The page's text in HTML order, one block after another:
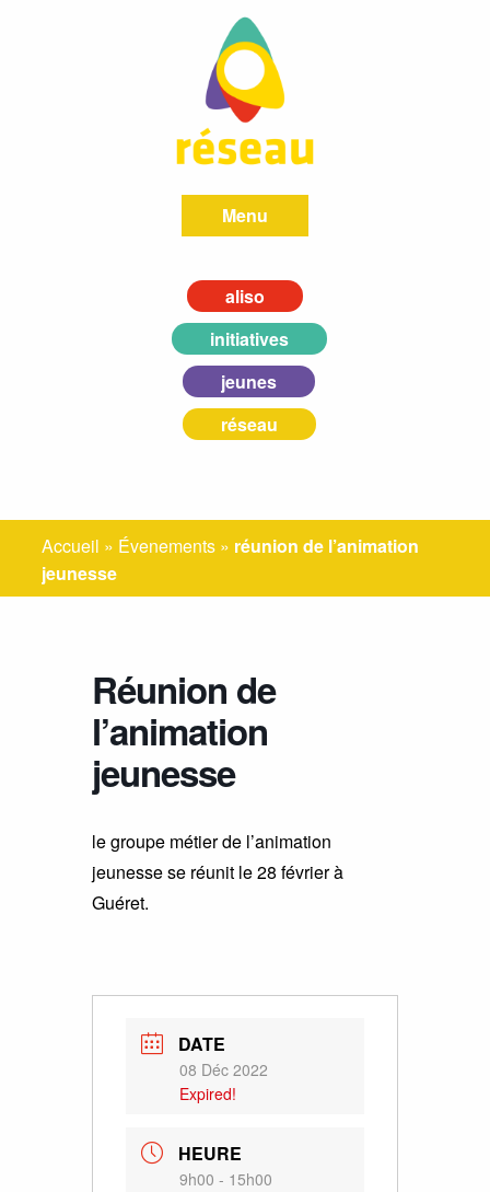
Menu
aliso
initiatives
jeunes
réseau
Accueil » Évenements » réunion de l’animation
jeunesse
Réunion de
l’animation
jeunesse
le groupe métier de l’animation
jeunesse se réunit le 28 février à
Guéret.
DATE
08 Déc 2022
Expired!
HEURE
9h00 - 15h00